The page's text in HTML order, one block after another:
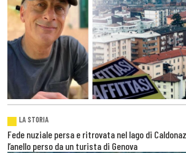
LA STORIA
Fede nuziale persa e ritrovata nel lago di
l’anello perso da un turista di Genova